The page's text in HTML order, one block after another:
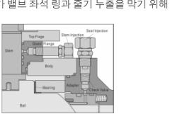
밸브 좌석 링과 줄기 누출을 막기 위해